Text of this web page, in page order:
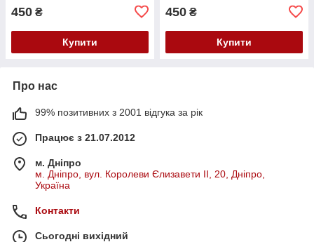
450 ₴
Купити
450 ₴
Купити
Про нас
99% позитивних з 2001 відгука за рік
Працює з 21.07.2012
м. Дніпро
м. Дніпро, вул. Королеви Єлизавети ІІ, 20, Дніпро,
Україна
Контакти
Сьогодні вихідний